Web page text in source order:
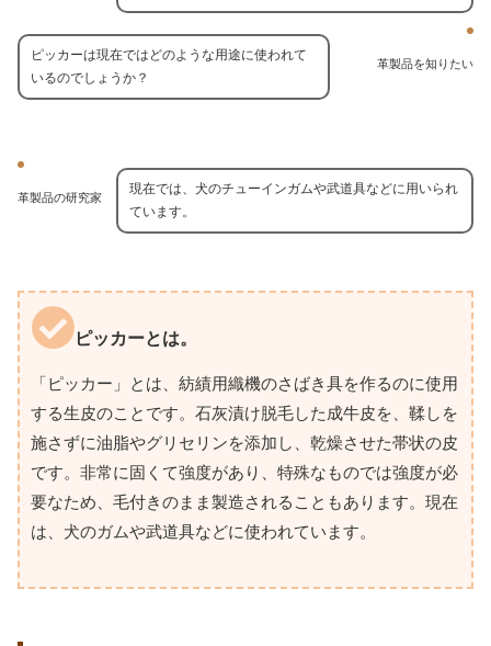
革製品を知りたい
ピッカーは現在ではどのような用途に使われて
いるのでしょうか？
革製品の研究家
現在では、犬のチューインガムや武道具などに用いられ
ています。
ピッカーとは。
「ピッカー」とは、紡績用織機のさばき具を作るのに使用
する生皮のことです。石灰漬け脱毛した成牛皮を、鞣しを
施さずに油脂やグリセリンを添加し、乾燥させた帯状の皮
です。非常に固くて強度があり、特殊なものでは強度が必
要なため、毛付きのまま製造されることもあります。現在
は、犬のガムや武道具などに使われています。